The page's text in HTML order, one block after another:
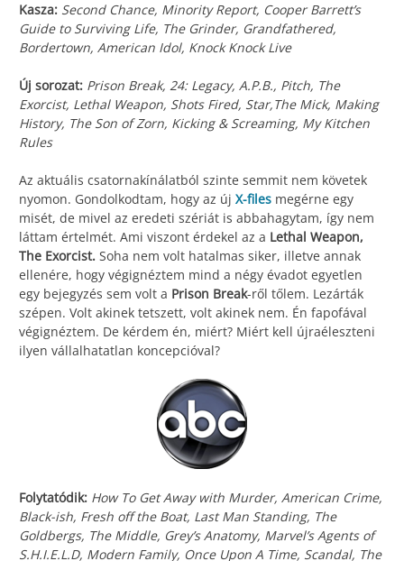
Kasza: Second Chance, Minority Report, Cooper Barrett’s
Guide to Surviving Life, The Grinder, Grandfathered,
Bordertown, American Idol, Knock Knock Live
Új sorozat: Prison Break, 24: Legacy, A.P.B., Pitch, The
Exorcist, Lethal Weapon, Shots Fired, Star,The Mick, Making
History, The Son of Zorn, Kicking & Screaming, My Kitchen
Rules
Az aktuális csatornakínálatból szinte semmit nem követek
nyomon. Gondolkodtam, hogy az új X-files megérne egy
misét, de mivel az eredeti szériát is abbahagytam, így nem
láttam értelmét. Ami viszont érdekel az a Lethal Weapon,
The Exorcist. Soha nem volt hatalmas siker, illetve annak
ellenére, hogy végignéztem mind a négy évadot egyetlen
egy bejegyzés sem volt a Prison Break-ről tőlem. Lezárták
szépen. Volt akinek tetszett, volt akinek nem. Én fapofával
végignéztem. De kérdem én, miért? Miért kell újraéleszteni
ilyen vállalhatatlan koncepcióval?
Folytatódik: How To Get Away with Murder, American Crime,
Black-ish, Fresh off the Boat, Last Man Standing, The
Goldbergs, The Middle, Grey’s Anatomy, Marvel’s Agents of
S.H.I.E.L.D, Modern Family, Once Upon A Time, Scandal, The